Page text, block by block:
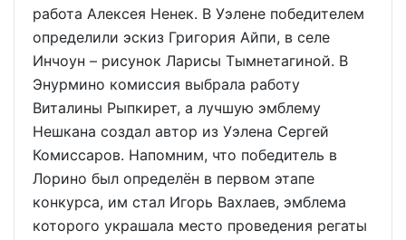
работа Алексея Ненек. В Уэлене победителем
определили эскиз Григория Айпи, в селе
Инчоун – рисунок Ларисы Тымнетагиной. В
Энурмино комиссия выбрала работу
Виталины Рыпкирет, а лучшую эмблему
Нешкана создал автор из Уэлена Сергей
Комиссаров. Напомним, что победитель в
Лорино был определён в первом этапе
конкурса, им стал Игорь Вахлаев, эмблема
которого украшала место проведения регаты